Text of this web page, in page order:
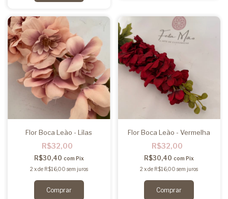
Flor Boca Leão - Lilas
R$32,00
R$30,40 com Pix
2 xde R$16,00 sem juros
Flor Boca Leão - Vermelha
R$32,00
R$30,40com Pix
2 xde R$16,00 sem juros